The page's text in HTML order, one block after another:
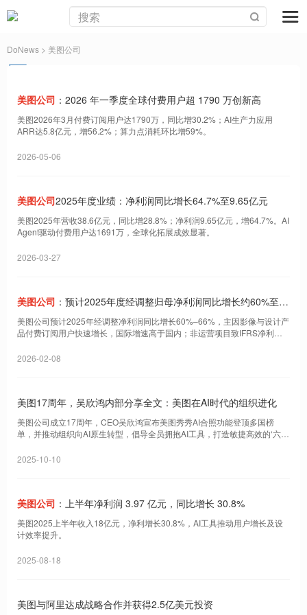
DoNews > 美图公司
美图公司 ：2026 年一季度全球付费用户超 1790 万创新高
美图2026年3月付费订阅用户达1790万，同比增30.2%；AI生产力应用
ARR达5.8亿元，增56.2%；算力点消耗环比增59%。
2026-05-06
美图公司2025年度业绩：净利润同比增长64.7%至9.65亿元
美图2025年营收38.6亿元，同比增28.8%；净利润9.65亿元，增64.7%。AI
Agent驱动付费用户达1691万，全球化拓展成效显著。
2026-03-27
美图公司 ：预计2025年度经调整归母净利润同比增长约60%至
66%
美图公司预计2025年经调整净利润同比增长60%–66%，主因影像与设计产
品付费订阅用户快速增长，国际增速高于国内；非运营项目致IFRS净利润
2026-02-08
美图17周年，吴欣鸿内部分享全文：美图在AI时代的组织进化
美图公司成立17周年，CEO吴欣鸿宣布美图秀秀AI合照功能登顶多国榜
单，并推动组织向AI原生转型，倡导全员拥抱AI工具，打造敏捷高效的‘六边
2025-10-10
美图公司 ：上半年净利润 3.97 亿元，同比增长 30.8%
美图2025上半年收入18亿元，净利增长30.8%，AI工具推动用户增长及设
计效率提升。
2025-08-18
美图与阿里达成战略合作并获得2.5亿美元投资